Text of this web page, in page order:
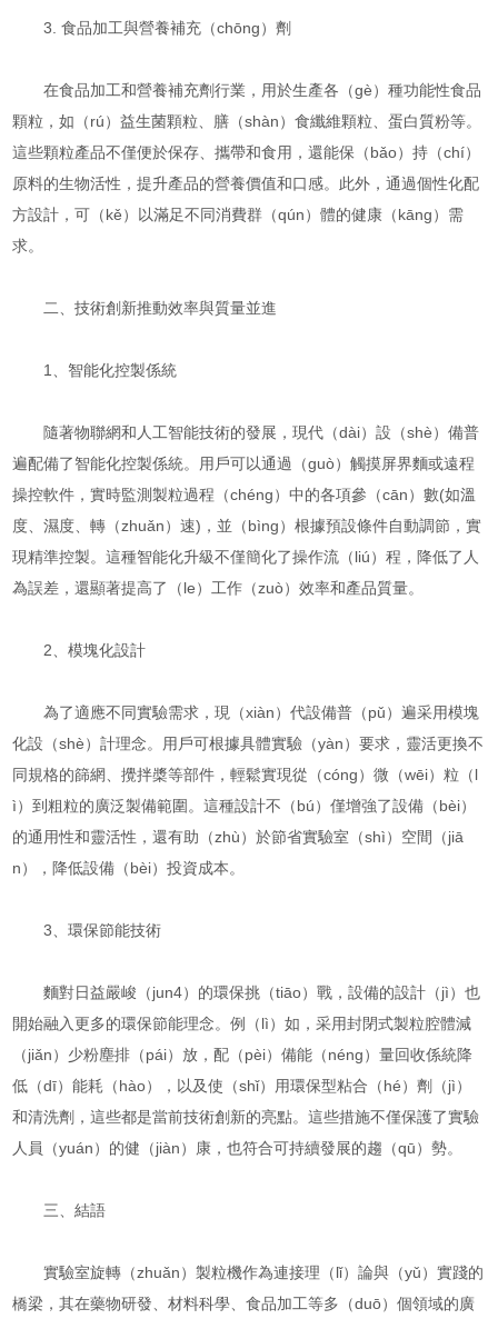
3. 食品加工與營養補充（chōng）劑
在食品加工和營養補充劑行業，用於生產各（gè）種功能性食品
顆粒，如（rú）益生菌顆粒、膳（shàn）食纖維顆粒、蛋白質粉等。
這些顆粒產品不僅便於保存、攜帶和食用，還能保（bǎo）持（chí）
原料的生物活性，提升產品的營養價值和口感。此外，通過個性化配
方設計，可（kě）以滿足不同消費群（qún）體的健康（kāng）需
求。
二、技術創新推動效率與質量並進
1、智能化控製係統
隨著物聯網和人工智能技術的發展，現代（dài）設（shè）備普
遍配備了智能化控製係統。用戶可以通過（guò）觸摸屏界麵或遠程
操控軟件，實時監測製粒過程（chéng）中的各項參（cān）數(如溫
度、濕度、轉（zhuǎn）速)，並（bìng）根據預設條件自動調節，實
現精準控製。這種智能化升級不僅簡化了操作流（liú）程，降低了人
為誤差，還顯著提高了（le）工作（zuò）效率和產品質量。
2、模塊化設計
為了適應不同實驗需求，現（xiàn）代設備普（pǔ）遍采用模塊
化設（shè）計理念。用戶可根據具體實驗（yàn）要求，靈活更換不
同規格的篩網、攪拌槳等部件，輕鬆實現從（cóng）微（wēi）粒（l
ì）到粗粒的廣泛製備範圍。這種設計不（bú）僅增強了設備（bèi）
的通用性和靈活性，還有助（zhù）於節省實驗室（shì）空間（jiā
n），降低設備（bèi）投資成本。
3、環保節能技術
麵對日益嚴峻（jun4）的環保挑（tiāo）戰，設備的設計（jì）也
開始融入更多的環保節能理念。例（lì）如，采用封閉式製粒腔體減
（jiǎn）少粉塵排（pái）放，配（pèi）備能（néng）量回收係統降
低（dī）能耗（hào），以及使（shǐ）用環保型粘合（hé）劑（jì）
和清洗劑，這些都是當前技術創新的亮點。這些措施不僅保護了實驗
人員（yuán）的健（jiàn）康，也符合可持續發展的趨（qū）勢。
三、結語
實驗室旋轉（zhuǎn）製粒機作為連接理（lǐ）論與（yǔ）實踐的
橋梁，其在藥物研發、材料科學、食品加工等多（duō）個領域的廣